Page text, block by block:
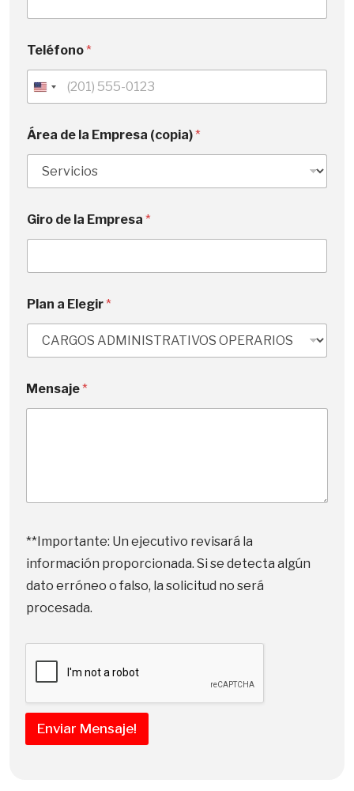
Teléfono*
U
i
e
d
t
a
s
1
Área de la Empresa (copia)*
Giro de la Empresa *
Plan a Elegir*
m
p
e
s
a
E
m
p
e
Mensaje*
**Importante: Un ejecutivo revisará la
información proporcionada. Si se detecta algún
dato erróneo o falso, la solicitud no será
procesada.
Enviar Mensaje!